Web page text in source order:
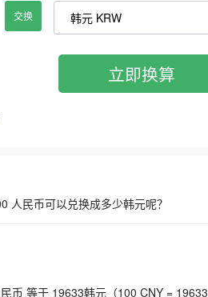
交换
立即换算
人民币可以兑换成多少韩元呢？
币 等于 19633韩元（100 CNY = 19633